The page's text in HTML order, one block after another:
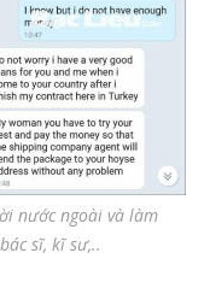
nước ngoài và làm
sĩ, kĩ sư,..